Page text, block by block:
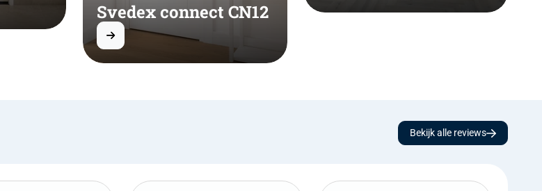
Svedex connect CN12
Bekijk alle reviews